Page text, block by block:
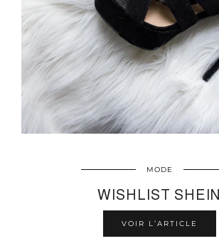
MODE
WISHLIST SHEIN
VOIR L’ARTICLE